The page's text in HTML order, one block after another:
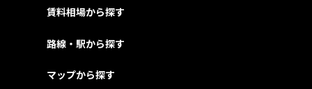
賃料相場から探す
路線・駅から探す
マップから探す